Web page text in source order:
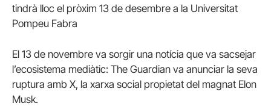
tindrà lloc el pròxim 13 de desembre a la Universitat
Pompeu Fabra
El 13 de novembre va sorgir una notícia que va sacsejar
l’ecosistema mediàtic: The Guardian va anunciar la seva
ruptura amb X, la xarxa social propietat del magnat Elon
Musk.